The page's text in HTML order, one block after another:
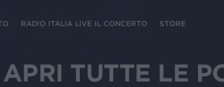
RADIO ITALIA LIVE IL CONCERTO STORE
APRI TUTTE LE